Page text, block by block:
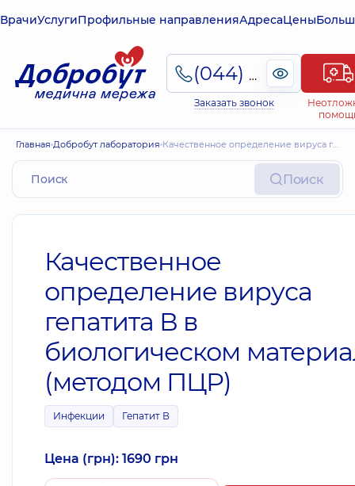
ВрачиУслугиПрофильные направленияАдресаЦены
(044) 495-2-888
Заказать звонок
Главная Добробут лаборатория Качественное определение вируса гепатита В в биологическом материале (методом ПЦР)
Поиск
Качественное
определение вируса
гепатита В в
биологическом
(методом ПЦР)
Инфекции Гепатит В
Цена (грн): 1690 грн